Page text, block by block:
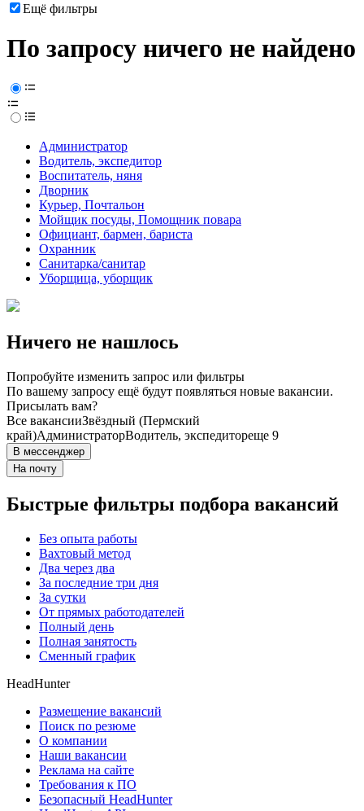
Ещё фильтры
По запросу ничего не найдено
Администратор
Водитель, экспедитор
Воспитатель, няня
Дворник
Курьер, Почтальон
Мойщик посуды, Помощник повара
Официант, бармен, бариста
Охранник
Санитарка/санитар
Уборщица, уборщик
Ничего не нашлось
Попробуйте изменить запрос или фильтры
По вашему запросу ещё будут появляться новые вакансии.
Присылать вам?
Все вакансииЗвёздный (Пермский
край)АдминистраторВодитель, экспедитореще 9
В мессенджер
На почту
Быстрые фильтры подбора вакансий
Без опыта работы
Вахтовый метод
Два через два
За последние три дня
За сутки
От прямых работодателей
Полный день
Полная занятость
Сменный график
HeadHunter
Размещение вакансий
Поиск по резюме
О компании
Наши вакансии
Реклама на сайте
Требования к ПО
Безопасный HeadHunter